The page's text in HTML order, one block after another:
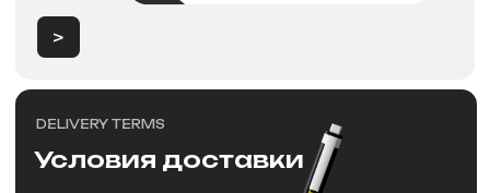
>
Способы оплат
PAYMENT